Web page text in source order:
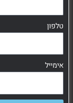
טלפון
אימייל